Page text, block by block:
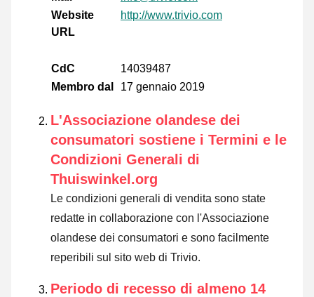
Website
URL
http://www.trivio.com
CdC
14039487
Membro dal
17 gennaio 2019
L'Associazione olandese dei
consumatori sostiene i Termini e le
Condizioni Generali di
Thuiswinkel.org
Le condizioni generali di vendita sono state
redatte in collaborazione con l'Associazione
olandese dei consumatori e sono facilmente
reperibili sul sito web di Trivio.
Periodo di recesso di almeno 14